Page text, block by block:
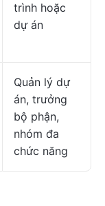
trình hoặc
dự án
Quản lý dự
án, trưởng
bộ phận,
nhóm đa
chức năng